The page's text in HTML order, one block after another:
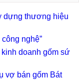
dựng thương hiệu
nghệ”
doanh gốm sứ
vợ bán gốm Bát